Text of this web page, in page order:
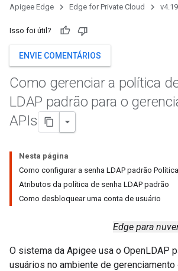
Apigee Edge Edge for Private Cloud
Isso foi útil?
ENVIE COMENTÁRIOS
Como gerenciar a política
LDAP padrão para o
APIs
Nesta página
Como configurar a senha LDAP padrão Política
Atributos da política de senha LDAP padrão
Como desbloquear uma conta de usuário
Edge para
O sistema da Apigee usa o OpenLDAP
usuários no ambiente de gerenciamento